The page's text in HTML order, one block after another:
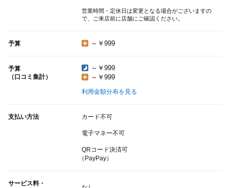
営業時間・定休日は変更となる場合がございますの
で、ご来店前に店舗にご確認ください。
予算 ～￥999
予算
（口コミ集計）
～￥999
～￥999
利用金額分布を見る
支払い方法 カード不可
電子マネー不可
QRコード決済可
（PayPay）
サービス料・